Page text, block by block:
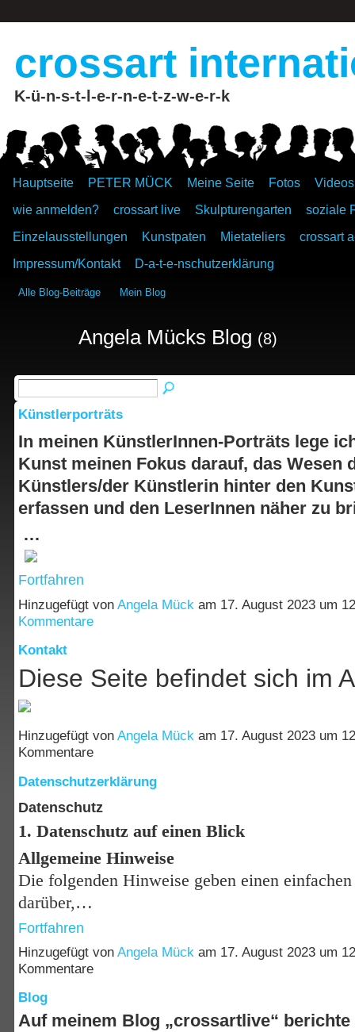
crossart
K-ü-n-s-t-l-e-r-n-e-t-z-w-e-r-k
Hauptseite PETER MÜCK Meine Seite Fotos
Videos
wie anmelden?
crossart live Skulpturengarten
soziale
Einzelausstellungen
Kunstpaten Mietateliers
crossart
Impressum/Kontakt
D-a-t-e-nschutzerklärung
Alle Blog-Beiträge Mein Blog
Angela Mücks Blog (8)
Künstlerporträts
In meinen KünstlerInnen-Porträts lege
Kunst meinen Fokus darauf, das Wesen
Künstlers/der Künstlerin hinter den
erfassen und den LeserInnen näher zu
…
Fortfahren
Hinzugefügt von Angela Mück am 17. August 2023 um
Kommentare
Kontakt
Diese Seite befindet sich im
Hinzugefügt von Angela Mück am 17. August 2023 um
Kommentare
Datenschutzerklärung
Datenschutz
1. Datenschutz auf einen Blick
Allgemeine Hinweise
Die folgenden Hinweise geben einen
darüber,…
Fortfahren
Hinzugefügt von Angela Mück am 17. August 2023 um
Kommentare
Blog
Auf meinem Blog „crossartlive“